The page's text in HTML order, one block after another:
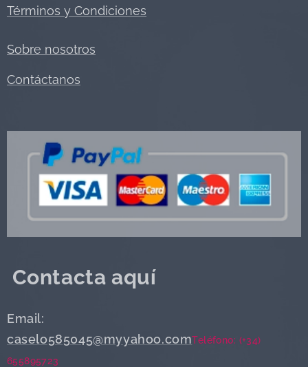
Términos y Condiciones
Sobre nosotros
Contáctanos
Contacta aquí
Email:
caselo585045@myyahoo.comTeléfono: (+34)
655895723